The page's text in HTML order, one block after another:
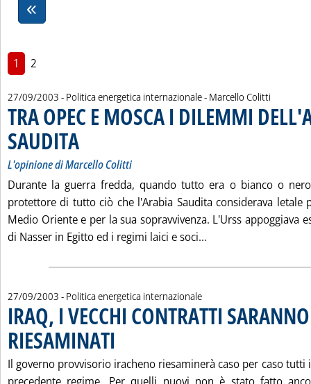
1 2
27/09/2003 - Politica energetica internazionale - di:
Marcello Colitti
TRA OPEC E MOSCA I DILEMMI
SAUDITA
L'opinione di Marcello Colitti
Durante la guerra fredda, quando tutto era o bianco o
protettore di tutto ciò che l'Arabia Saudita considerava letale
Medio Oriente e per la sua sopravvivenza. L'Urss appoggiava
di Nasser in Egitto ed i regimi laici e soci...
27/09/2003 - Politica energetica internazionale
IRAQ, I VECCHI CONTRATTI SARANNO
RIESAMINATI
Il governo provvisorio iracheno riesaminerà caso per caso